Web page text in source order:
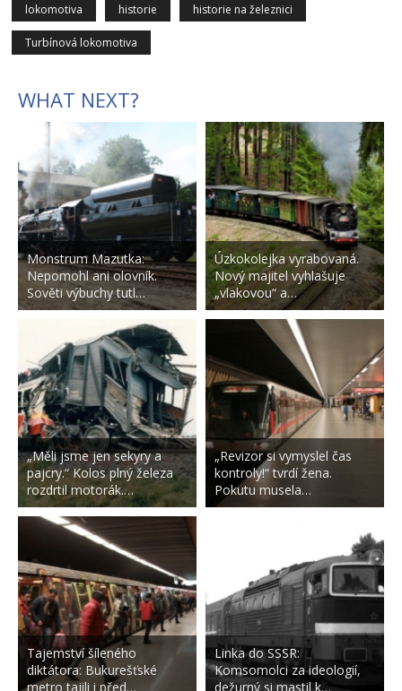
lokomotiva historie historie na železnici
Turbínová lokomotiva
WHAT NEXT?
Monstrum Mazutka:
Nepomohl ani olovník.
Sověti výbuchy tutl…
„Měli jsme jen sekyry a
pajcry.“ Kolos plný železa
rozdrtil motorák.…
Tajemství šíleného
diktátora: Bukurešťské
metro tajili i před…
Úzkokolejka vyrabovaná.
Nový majitel vyhlašuje
„vlakovou“ a…
„Revizor si vymyslel čas
kontroly!“ tvrdí žena.
Pokutu musela…
Linka do SSSR:
Komsomolci za ideologií,
dežurný si mastil k…